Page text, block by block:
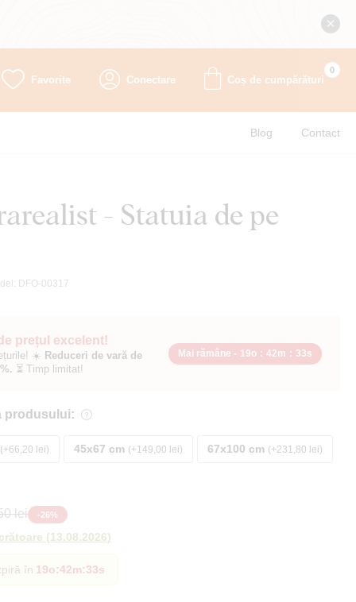
Favorite Conectare Coș de cumpărături
0
Blog Contact
- Statuia de pe
DFO-00317
prețul excelent!
☀️ Reduceri de vară de
⏳ Timp limitat!
Mai rămâne - 19o : 42m : 31s
produsului:
+66,20 lei 45x67 cm +149,00 lei 67x100 cm +231,80 lei
lei -26%
(13.08.2026)
în 19o:42m:31s